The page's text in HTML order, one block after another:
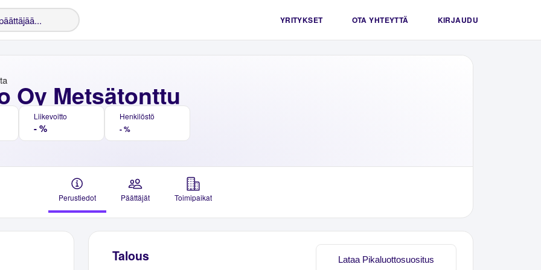
YRITYKSET OTA YHTEYTTÄ KIRJAUDU
Oy Metsätonttu
Liikevoitto
- %
Henkilöstö
- %
Perustiedot Päättäjät Toimipaikat
Lataa Pikaluottosuositus
Talous